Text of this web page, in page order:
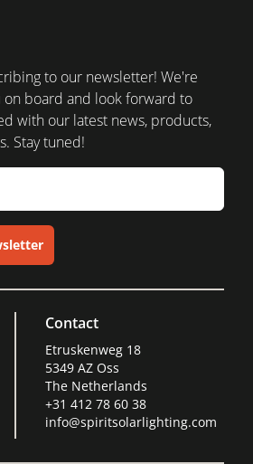
to our newsletter! We're
on board and look forward to
with our latest news, products,
Stay tuned!
Contact
Etruskenweg 18
5349 AZ Oss
The Netherlands
+31 412 78 60 38
info@spiritsolarlighting.com